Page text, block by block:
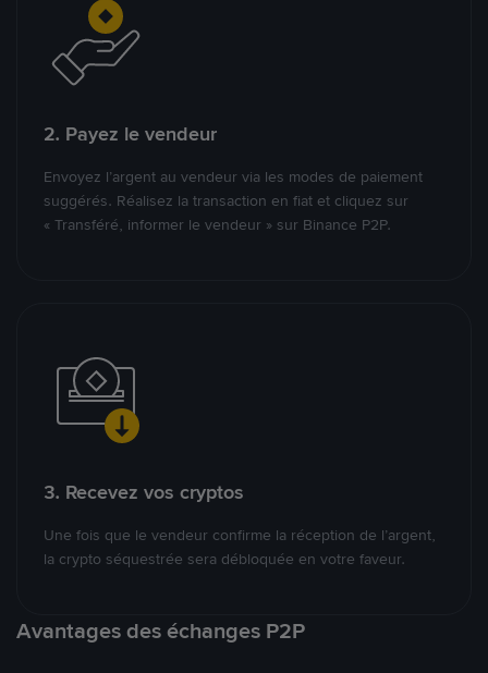
2. Payez le vendeur
Envoyez l’argent au vendeur via les modes de paiement
suggérés. Réalisez la transaction en fiat et cliquez sur
« Transféré, informer le vendeur » sur Binance P2P.
3. Recevez vos cryptos
Une fois que le vendeur confirme la réception de l’argent,
la crypto séquestrée sera débloquée en votre faveur.
Avantages des échanges P2P